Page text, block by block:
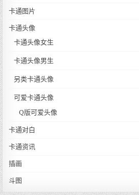
卡通图片
卡通头像
卡通头像女生
卡通头像男生
另类卡通头像
可爱卡通头像
Q版可爱头像
卡通对白
卡通资讯
插画
斗图